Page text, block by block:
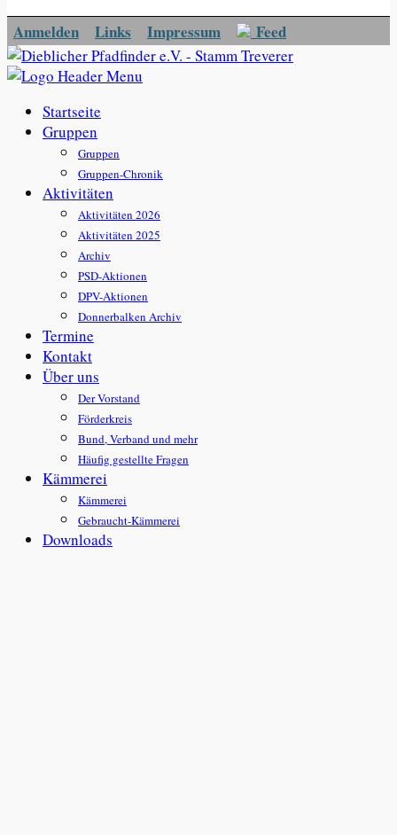
Anmelden Links Impressum Feed
Startseite
Gruppen
Gruppen
Gruppen-Chronik
Aktivitäten
Aktivitäten 2026
Aktivitäten 2025
Archiv
PSD-Aktionen
DPV-Aktionen
Donnerbalken Archiv
Termine
Kontakt
Über uns
Der Vorstand
Förderkreis
Bund, Verband und mehr
Häufig gestellte Fragen
Kämmerei
Kämmerei
Gebraucht-Kämmerei
Downloads